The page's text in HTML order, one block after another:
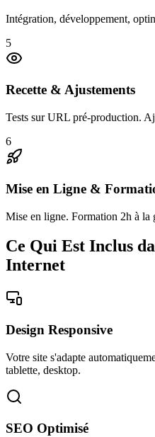
Intégration, développement,
5
Recette & Ajustements
Tests sur URL pré-production.
6
Mise en Ligne &
Mise en ligne. Formation 2h à la
Ce Qui Est Inclus
Internet
Design Responsive
Votre site s'adapte
tablette, desktop.
SEO Optimisé